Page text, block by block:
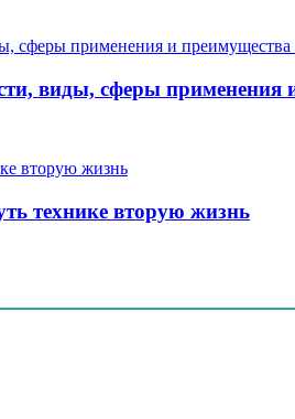
виды, сферы
технике вторую жизнь